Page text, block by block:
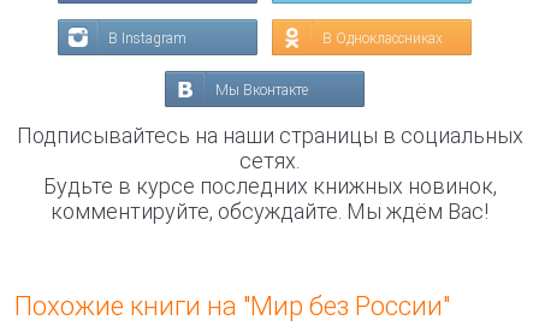
В Instagram В Одноклассниках
Мы Вконтакте
Подписывайтесь на наши страницы в социальных
сетях.
Будьте в курсе последних книжных новинок,
комментируйте, обсуждайте. Мы ждём Вас!
Похожие книги на "Мир без России"